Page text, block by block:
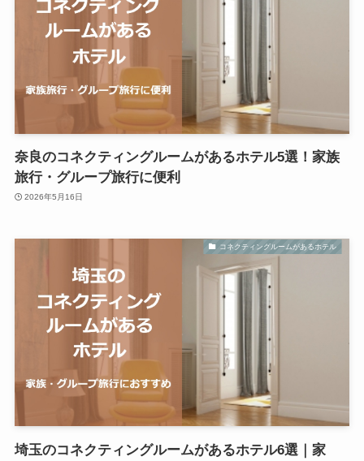
奈良のコネクティングルームがあるホテル5選！家族
旅行・グループ旅行に便利
2026年5月16日
コネクティングルームがあるホテル
埼玉のコネクティングルームがあるホテル6選｜家